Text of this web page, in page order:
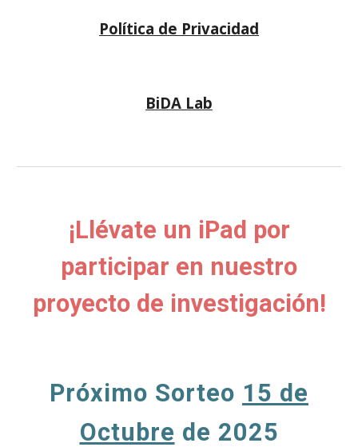
Política de Privacidad
BiDA Lab
¡L lévate un iPad por
participar en nuestro
proyecto de investigación!
Próximo Sorteo 15 de
Octubre de 2025